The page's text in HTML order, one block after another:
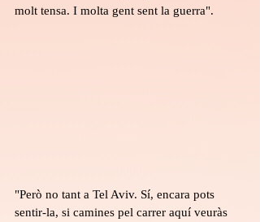
molt tensa. I molta gent sent la guerra".
"Però no tant a Tel Aviv. Sí, encara pots
sentir-la, si camines pel carrer aquí veuràs